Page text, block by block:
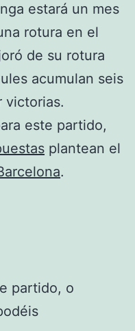
estará un mes
rotura en el
de su rotura
acumulan seis
victorias.
este partido,
plantean el
.
partido, o